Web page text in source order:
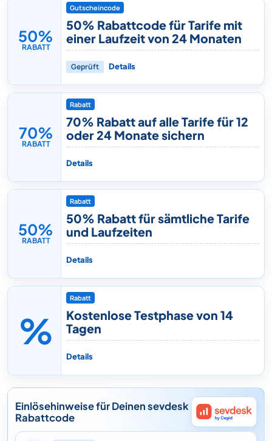
50%
RABATT
Gutscheincode
50% Rabattcode für Tarife mit
einer Laufzeit von 24 Monaten
Geprüft Details
70%
RABATT
Rabatt
70% Rabatt auf alle Tarife für 12
oder 24 Monate sichern
Details
50%
RABATT
Rabatt
50% Rabatt für sämtliche Tarife
und Laufzeiten
Details
%
Rabatt
Kostenlose Testphase von 14
Tagen
Details
Einlösehinweise für Deinen sevdesk
Rabattcode